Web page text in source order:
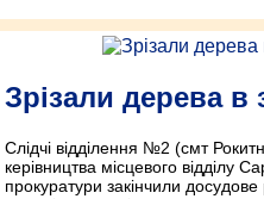
Зрізали дерева в
Слідчі відділення №2 (смт
керівництва місцевого відділу
прокуратури закінчили